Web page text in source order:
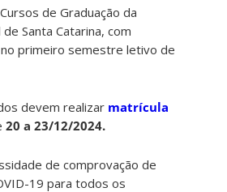
de Graduação da
Santa Catarina, com
primeiro semestre letivo de
devem realizar matrícula
20 a 23/12/2024.
de comprovação de
19 para todos os